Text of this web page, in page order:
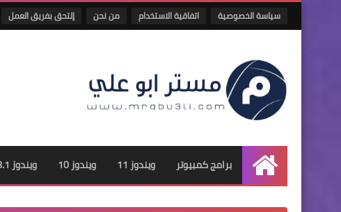
سياسة الخصوصية اتفاقية الاستخدام من نحن إلتحق بفريق العمل
الرئيسية
برامج كمبيوتر ويندوز 11 ويندوز 10 ويندوز 8.1